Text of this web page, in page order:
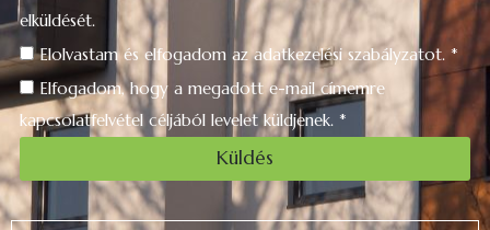
elküldését.
Elolvastam és elfogadom az adatkezelési szabályzatot. *
Elfogadom, hogy a megadott e-mail címemre
kapcsolatfelvétel céljából levelet küldjenek. *
Küldés